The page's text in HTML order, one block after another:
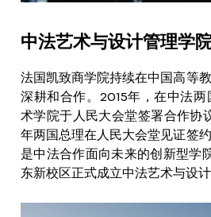
中法艺术与设计管理学
法国凯致商学院持续在中国高等
深耕和合作。2015年，在中法
术学院于人民大会堂签署合作协
年两国总理在人民大会堂见证签
是中法合作面向未来的创新型学
东新校区正式成立中法艺术与设计